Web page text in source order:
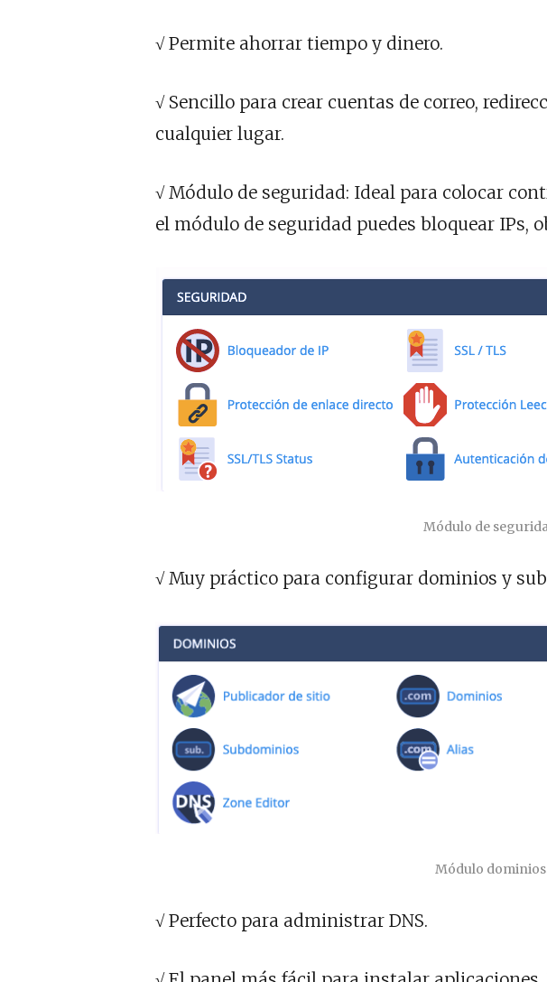
√ Permite ahorrar tiempo y dinero.
√ Sencillo para crear cuentas de correo,
cualquier lugar.
√ Módulo de seguridad: Ideal para colocar
el módulo de seguridad puedes bloquear IPs,
Módulo de
√ Muy práctico para configurar dominios y
Módulo
√ Perfecto para administrar DNS.